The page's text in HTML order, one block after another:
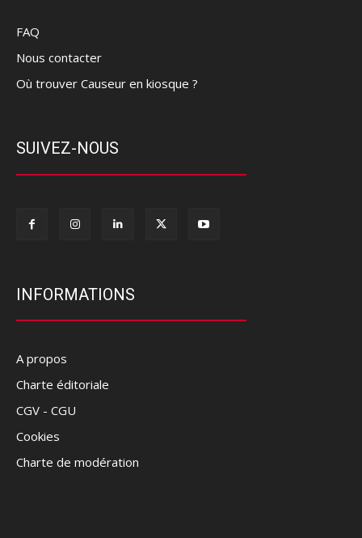
FAQ
Nous contacter
Où trouver Causeur en kiosque ?
SUIVEZ-NOUS
INFORMATIONS
A propos
Charte éditoriale
CGV - CGU
Cookies
Charte de modération